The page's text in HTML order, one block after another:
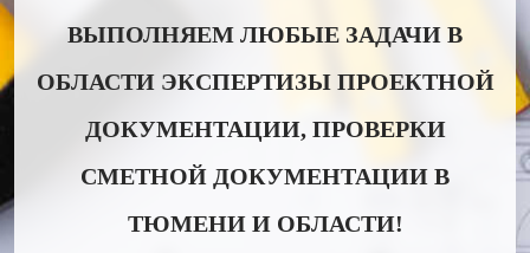
ВЫПОЛНЯЕМ ЛЮБЫЕ ЗАДАЧИ В
ОБЛАСТИ ЭКСПЕРТИЗЫ ПРОЕКТНОЙ
ДОКУМЕНТАЦИИ, ПРОВЕРКИ
СМЕТНОЙ ДОКУМЕНТАЦИИ В
ТЮМЕНИ И ОБЛАСТИ!